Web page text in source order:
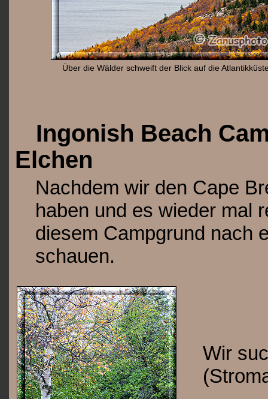
Über die Wälder schweift der Blick auf die
Ingonish Beach
Elchen
Nachdem wir den Cape
haben und es wieder mal
diesem Campgrund nach
schauen.
Wir